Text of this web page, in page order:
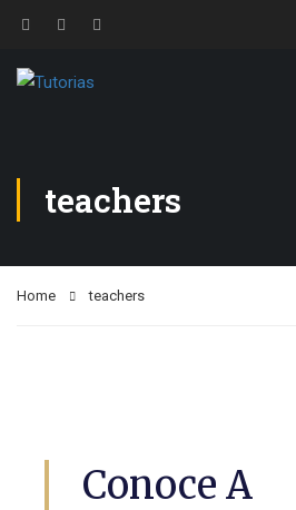
teachers
Home teachers
Conoce A